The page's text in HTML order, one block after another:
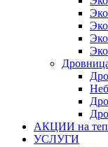
АКЦИИ на
УСЛУГИ